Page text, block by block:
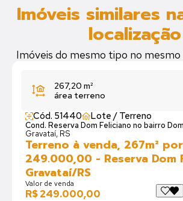
Imóveis similares
localização
Imóveis do mesmo tipo no mesmo
267,20 m²
área terreno
Cód. 51440 Lote / Terreno
Cond. Reserva Dom Feliciano no bairro
Gravataí, RS
Terreno à venda, 267m²
249.000,00 - Reserva Dom
Gravataí/RS
Valor de venda
R$ 249.000,00